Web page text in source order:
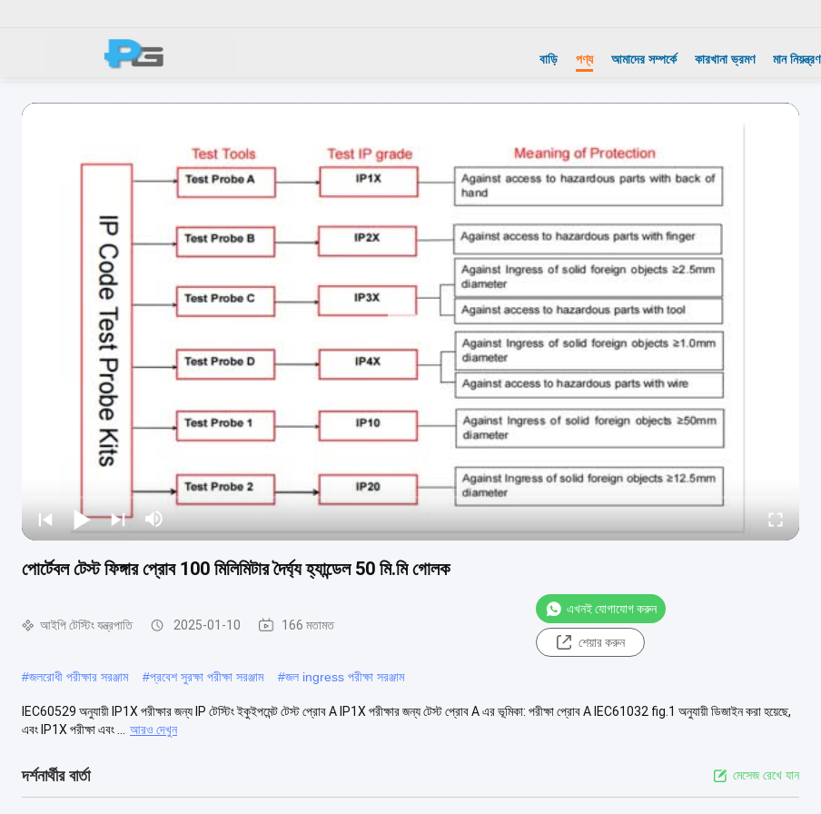
বাড়ি পণ্য আমাদের সম্পর্কে কারখানা ভ্রমণ মান নিয়ন্ত্রণ
পোর্টেবল টেস্ট ফিঙ্গার প্রোব 100 মিলিমিটার দৈর্ঘ্য হ্যান্ডেল 50 মি.মি গোলক
আইপি টেস্টিং যন্ত্রপাতি 2025-01-10 166 মতামত
এখনই যোগাযোগ করুন
শেয়ার করুন
#জলরোধী পরীক্ষার সরঞ্জাম #প্রবেশ সুরক্ষা পরীক্ষা সরঞ্জাম #জল ingress পরীক্ষা সরঞ্জাম
IEC60529 অনুযায়ী IP1X পরীক্ষার জন্য IP টেস্টিং ইকুইপমেন্ট টেস্ট প্রোব A IP1X পরীক্ষার জন্য টেস্ট প্রোব A এর ভূমিকা: পরীক্ষা প্রোব A IEC61032 fig.1 অনুযায়ী ডিজাইন করা হয়েছে,
এবং IP1X পরীক্ষা এবং ...
আরও দেখুন
দর্শনার্থীর বার্তা মেসেজ রেখে যান